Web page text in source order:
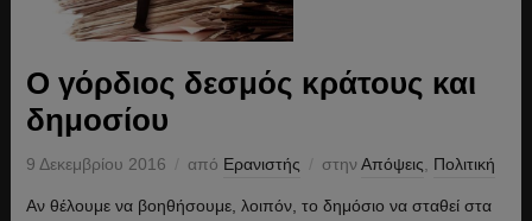
Ο γόρδιος δεσμός κράτους και
δημοσίου
9 Δεκεμβρίου 2016 από Ερανιστής στηνΑπόψεις Πολιτική
Αν θέλουμε να βοηθήσουμε, λοιπόν, το δημόσιο να σταθεί στα